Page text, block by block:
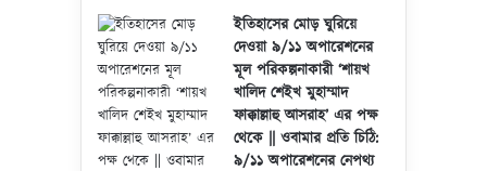
ইতিহাসের মোড় ঘুরিয়ে
দেওয়া ৯/১১ অপারেশনের
মূল পরিকল্পনাকারী ‘শায়খ
খালিদ শেইখ মুহাম্মাদ
ফাক্কাল্লাহু আসরাহ’ এর পক্ষ
থেকে || ওবামার প্রতি চিঠি:
৯/১১ অপারেশনের নেপথ্য